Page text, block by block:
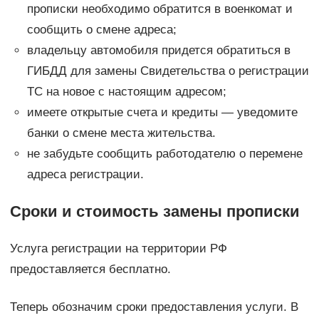
прописки необходимо обратится в военкомат и
сообщить о смене адреса;
владельцу автомобиля придется обратиться в
ГИБДД для замены Свидетельства о регистрации
ТС на новое с настоящим адресом;
имеете открытые счета и кредиты — уведомите
банки о смене места жительства.
не забудьте сообщить работодателю о перемене
адреса регистрации.
Сроки и стоимость замены прописки
Услуга регистрации на территории РФ
предоставляется бесплатно.
Теперь обозначим сроки предоставления услуги. В